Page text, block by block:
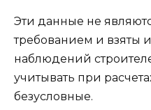
Эти данные не
требованием и взяты
наблюдений
учитывать при
безусловные.